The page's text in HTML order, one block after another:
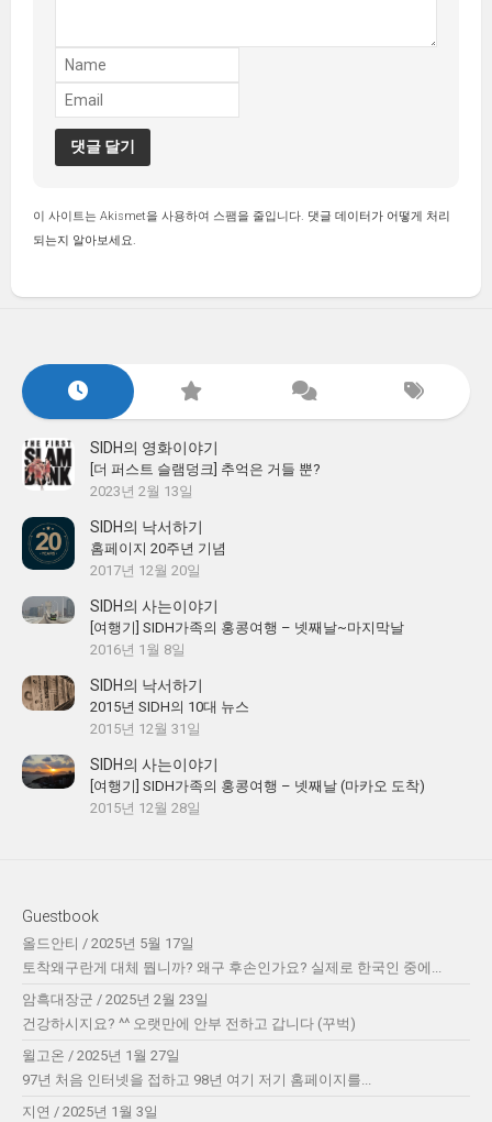
이 사이트는 Akismet을 사용하여 스팸을 줄입니다. 댓글 데이터가 어떻게 처리
되는지 알아보세요.
SIDH의 영화이야기
[더 퍼스트 슬램덩크] 추억은 거들 뿐?
2023년 2월 13일
SIDH의 낙서하기
홈페이지 20주년 기념
2017년 12월 20일
SIDH의 사는이야기
[여행기] SIDH가족의 홍콩여행 – 넷째날~마지막날
2016년 1월 8일
SIDH의 낙서하기
2015년 SIDH의 10대 뉴스
2015년 12월 31일
SIDH의 사는이야기
[여행기] SIDH가족의 홍콩여행 – 넷째날 (마카오 도착)
2015년 12월 28일
Guestbook
올드안티 / 2025년 5월 17일
토착왜구란게 대체 뭡니까? 왜구 후손인가요? 실제로 한국인 중에...
암흑대장군 / 2025년 2월 23일
건강하시지요? ^^ 오랫만에 안부 전하고 갑니다 (꾸벅)
윌고온 / 2025년 1월 27일
97년 처음 인터넷을 접하고 98년 여기 저기 홈페이지를...
지연 / 2025년 1월 3일